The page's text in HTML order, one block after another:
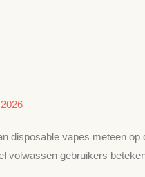
disposable vapes meteen
volwassen gebruikers